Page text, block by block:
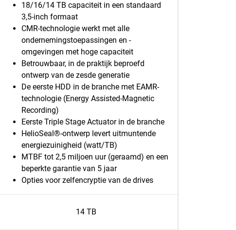
18/16/14 TB capaciteit in een standaard
3,5-inch formaat
CMR-technologie werkt met alle
ondernemingstoepassingen en -
omgevingen met hoge capaciteit
Betrouwbaar, in de praktijk beproefd
ontwerp van de zesde generatie
De eerste HDD in de branche met EAMR-
technologie (Energy Assisted-Magnetic
Recording)
Eerste Triple Stage Actuator in de branche
HelioSeal®-ontwerp levert uitmuntende
energiezuinigheid (watt/TB)
MTBF tot 2,5 miljoen uur (geraamd) en een
beperkte garantie van 5 jaar
Opties voor zelfencryptie van de drives
14 TB